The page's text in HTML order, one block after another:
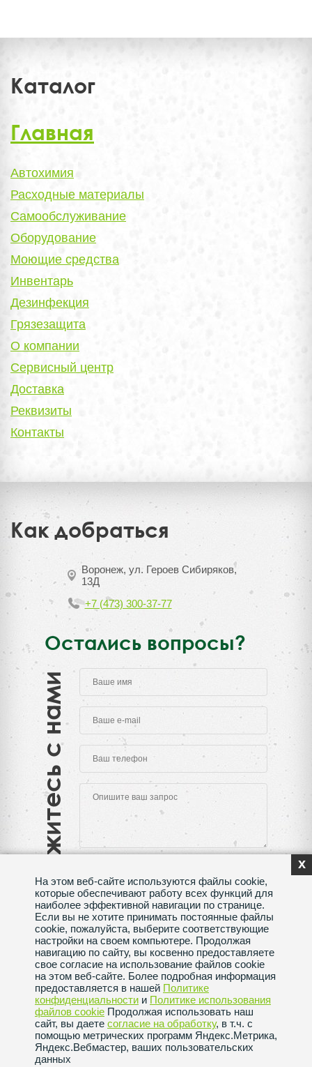
Каталог
Главная
Автохимия
Расходные материалы
Самообслуживание
Оборудование
Моющие средства
Инвентарь
Дезинфекция
Грязезащита
О компании
Сервисный центр
Доставка
Реквизиты
Контакты
Как добраться
Воронеж, ул. Героев Сибиряков,
13Д
+7 (473) 300-37-77
Остались вопросы?
Свяжитесь с нами
Нажимая на кнопку "Отправить", Вы даете согласие
на обработку своихперсональных данных
Сделано в веб-студииSeoMAX
Политика конфиденциальности
Пользовательское соглашение
Политика использования файлов сookie
x
На этом веб-сайте используются файлы cookie,
которые обеспечивают работу всех функций для
наиболее эффективной навигации по странице.
Если вы не хотите принимать постоянные файлы
cookie, пожалуйста, выберите соответствующие
настройки на своем компьютере. Продолжая
навигацию по сайту, вы косвенно предоставляете
свое согласие на использование файлов cookie
на этом веб-сайте. Более подробная информация
предоставляется в нашей Политике
конфиденциальности и Политике использования
файлов сookie Продолжая использовать наш
сайт, вы даете согласие на обработку, в т.ч. с
помощью метрических программ Яндекс.Метрика,
Яндекс.Вебмастер, ваших пользовательских
данных